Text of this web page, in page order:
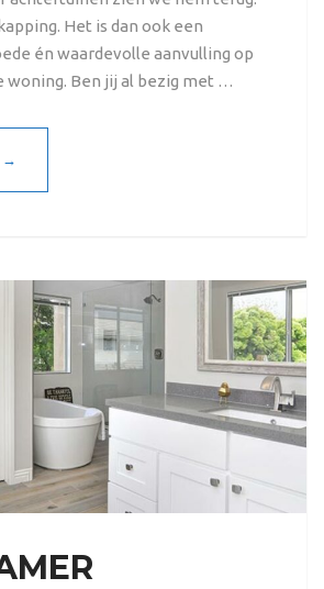
Het is dan ook een
én waardevolle aanvulling op
woning. Ben jij al bezig met …
→